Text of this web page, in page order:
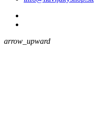
arrow_upward